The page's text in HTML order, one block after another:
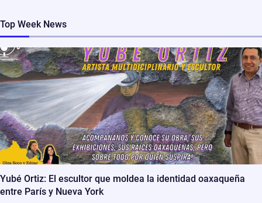
Top Week News
Yubé Ortiz: El escultor que moldea la identidad oaxaqueña
entre París y Nueva York